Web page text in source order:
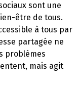
sont une
être de tous.
à tous par
partagée ne
problèmes
mais agit